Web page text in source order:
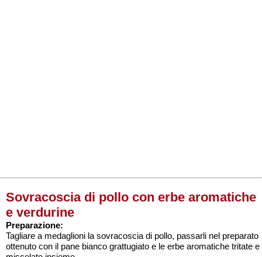
Sovracoscia di pollo con erbe aromatiche
e verdurine
Preparazione:
Tagliare a medaglioni la sovracoscia di pollo, passarli nel preparato
ottenuto con il pane bianco grattugiato e le erbe aromatiche tritate e